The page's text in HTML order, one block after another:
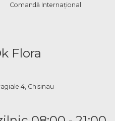
Comandă Internațional
Flora
4, Chisinau